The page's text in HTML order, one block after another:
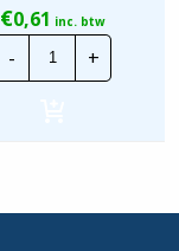
€0,61 inc. btw
-
CTie
80x2.5mm
Standaard
stuks
+